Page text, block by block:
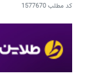
کد مطلب1577670